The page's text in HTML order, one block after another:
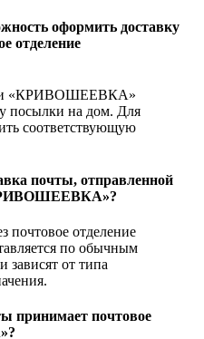
оформить доставку
отделение
«КРИВОШЕЕВКА»
посылки на дом. Для
соответствующую
почты, отправленной
почтовое отделение
по обычным
зависят от типа
принимает почтовое